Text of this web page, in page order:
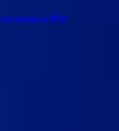
в РФ